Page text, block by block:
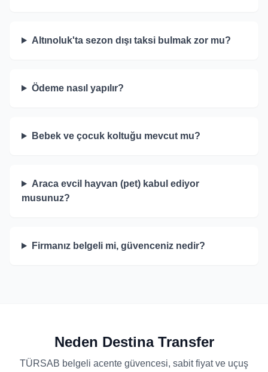
Altınoluk'ta sezon dışı taksi bulmak zor mu?
Ödeme nasıl yapılır?
Bebek ve çocuk koltuğu mevcut mu?
Araca evcil hayvan (pet) kabul ediyor
musunuz?
Firmanız belgeli mi, güvenceniz nedir?
Neden Destina Transfer
TÜRSAB belgeli acente güvencesi, sabit fiyat ve uçuş